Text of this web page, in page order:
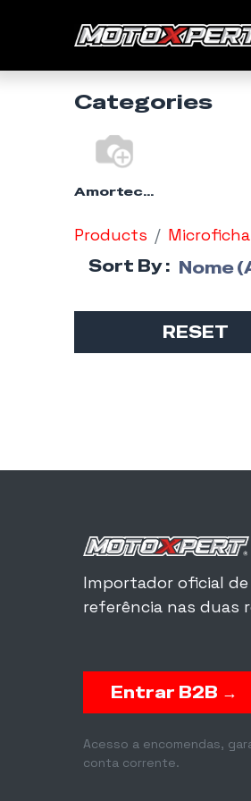
Categories
Amortecedores - Go-X2
Products
Sort By : Nome
RESET
Importador oficial de
referência nas duas
Entrar B2B →
Acesso a encomendas,
conta corrente.